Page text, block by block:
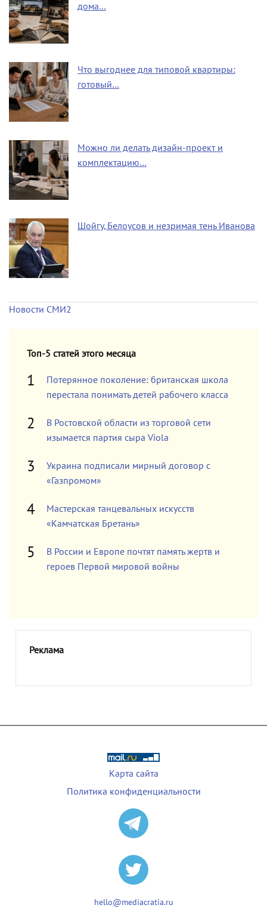
дома…
Что выгоднее для типовой квартиры:
готовый…
Можно ли делать дизайн-проект и
комплектацию…
Шойгу, Белоусов и незримая тень Иванова
Новости СМИ2
Топ-5 статей этого месяца
Потерянное поколение: британская школа
перестала понимать детей рабочего класса
В Ростовской области из торговой сети
изымается партия сыра Viola
Украина подписали мирный договор с
«Газпромом»
Мастерская танцевальных искусств
«Камчатская Бретань»
В России и Европе почтят память жертв и
героев Первой мировой войны
Реклама
Карта сайта
Политика конфиденциальности
hello@mediacratia.ru